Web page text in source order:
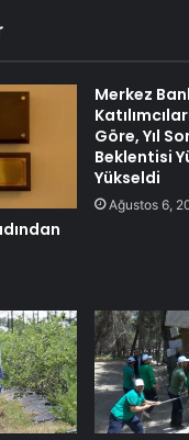
Merkez
Göre, Yıl
Beklentisi
Yükseldi
Ağustos 6,